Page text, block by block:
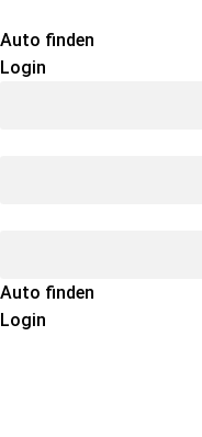
Auto finden
Login
Auto finden
Login